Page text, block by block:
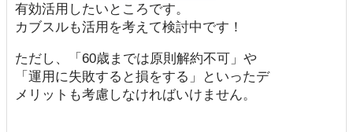
有効活用したいところです。
カブスルも活用を考えて検討中です！
ただし、「60歳までは原則解約不可」や
「運用に失敗すると損をする」といったデ
メリットも考慮しなければいけません。